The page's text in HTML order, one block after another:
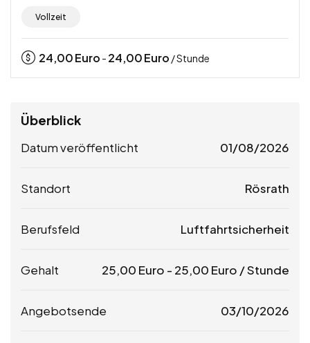
Vollzeit
24,00Euro - 24,00Euro / Stunde
Überblick
Datum veröffentlicht 01/08/2026
Standort Rösrath
Berufsfeld Luftfahrtsicherheit
Gehalt 25,00 Euro - 25,00 Euro / Stunde
Angebotsende 03/10/2026